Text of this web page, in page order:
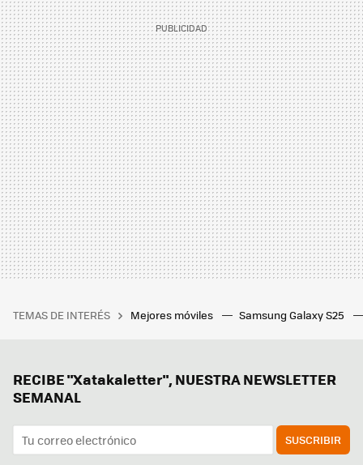
TEMAS DE INTERÉS Mejores móviles Samsung Galaxy S25
RECIBE "Xatakaletter", NUESTRA NEWSLETTER
SEMANAL
SUSCRIBIR